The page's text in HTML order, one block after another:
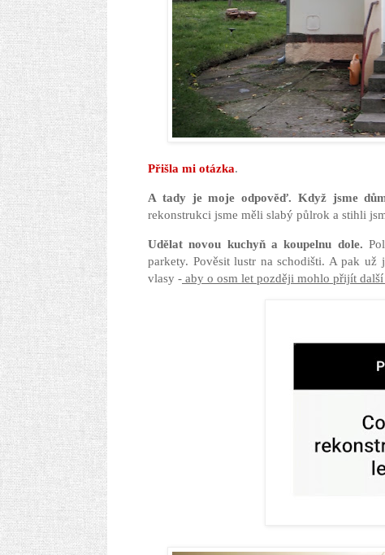
Přišla mi otázka.
A tady je moje odpověď. Když jsme
rekonstrukci jsme měli slabý půlrok a stihli
Udělat novou kuchyň a koupelnu dole.
parkety. Pověsit lustr na schodišti. A pak
vlasy - aby o osm let později mohlo přijít